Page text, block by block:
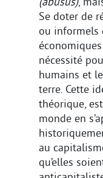
Se doter de
ou informels
nécessité
humains et
terre. Cette
théorique,
monde en
au
qu’elles